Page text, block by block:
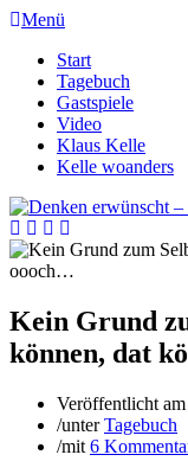
Menü
Start
Tagebuch
Gastspiele
Video
Klaus Kelle
Kelle woanders
Kein Grund
können, dat
Veröffentlicht am
/unterTagebuch
/mit 6